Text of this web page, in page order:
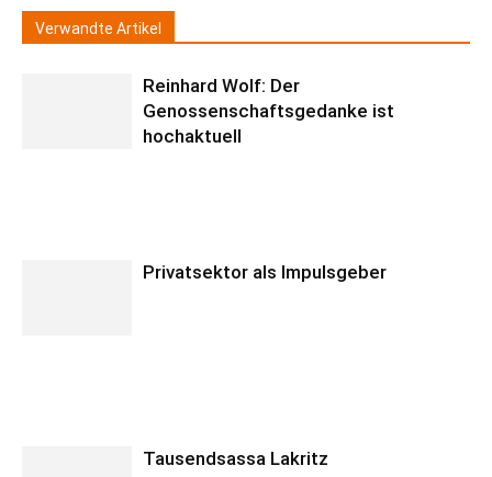
Verwandte Artikel
Reinhard Wolf: Der
Genossenschaftsgedanke ist
hochaktuell
Privatsektor als Impulsgeber
Tausendsassa Lakritz